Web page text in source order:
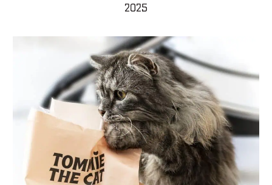
2025